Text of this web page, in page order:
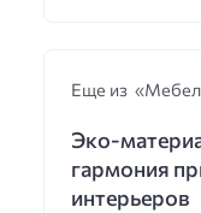
Еще из
Эко-
гармония
интерьеров